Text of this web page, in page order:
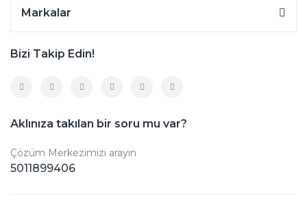
Markalar
Bizi Takip Edin!
Aklınıza takılan bir soru mu var?
Çözüm Merkezimizi arayın
5011899406